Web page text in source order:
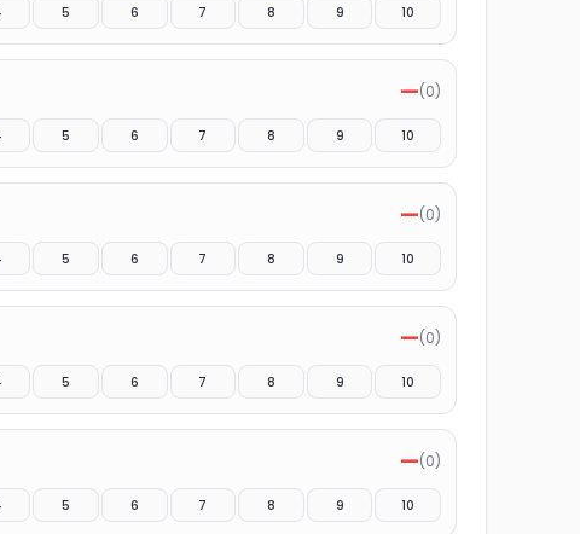
5 6 7 8 9 10
—(0)
5 6 7 8 9 10
—(0)
5 6 7 8 9 10
—(0)
5 6 7 8 9 10
—(0)
5 6 7 8 9 10